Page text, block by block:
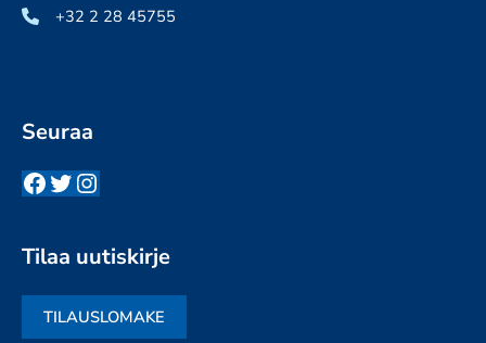
+32 2 28 45755
Seuraa
Facebook
Twitter
Instagram
Tilaa uutiskirje
TILAUSLOMAKE